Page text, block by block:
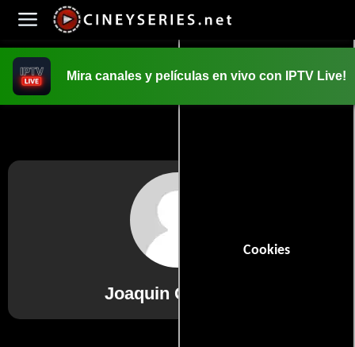
Cookies
Mira canales y películas en vivo con IPTV Live!
Joaquin Gutierrez